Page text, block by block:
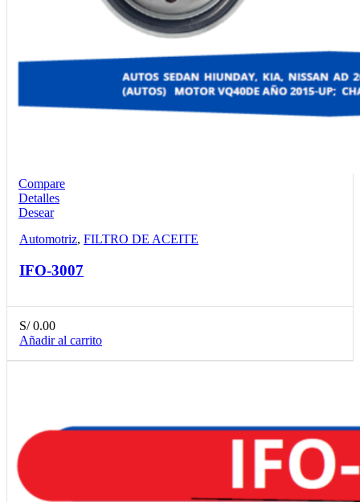
Compare
Detalles
Desear
Automotriz, FILTRO DE ACEITE
IFO-3007
S/0.00
Añadir al carrito